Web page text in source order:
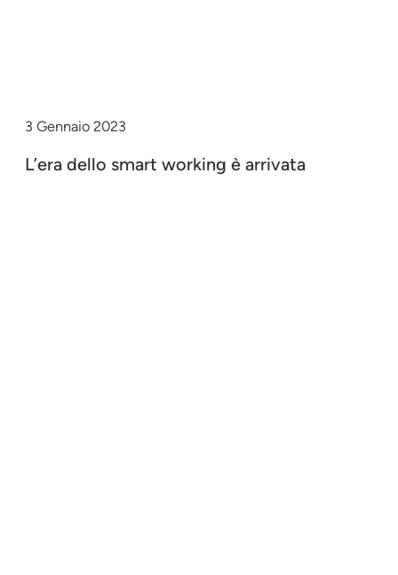
3 Gennaio 2023
L’era dello smart working è arrivata